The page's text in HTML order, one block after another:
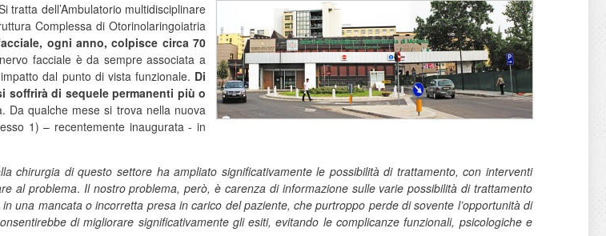
tratta dell’Ambulatorio multidisciplinare
Complessa di Otorinolaringoiatria
ogni anno, colpisce circa 70
facciale è da sempre associata a
dal punto di vista funzionale. Di
soffrirà di sequele permanenti più o
Da qualche mese si trova nella nuova
1) – recentemente inaugurata - in
chirurgia di questo settore ha ampliato significativamente le possibilità di trattamento, con interventi
al problema. Il nostro problema, però, è carenza di informazione sulle varie possibilità di trattamento
una mancata o incorretta presa in carico del paziente, che purtroppo perde di sovente l’opportunità di
di migliorare significativamente gli esiti, evitando le complicanze funzionali, psicologiche e